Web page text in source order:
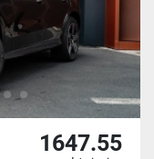
1647.55